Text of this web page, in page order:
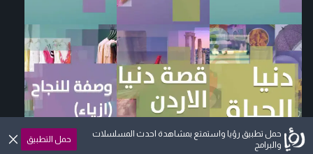
حمل تطبيق رؤيا واستمتع بمشاهدة احدث المسلسلات
والبرامج
حمل التطبيق